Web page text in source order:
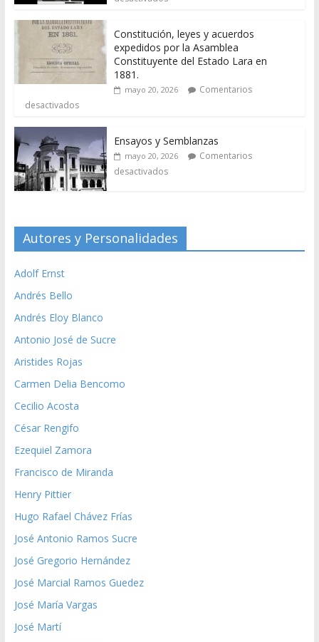
Constitución, leyes y acuerdos
expedidos por la Asamblea
Constituyente del Estado Lara en
1881.
mayo 20, 2026
Comentarios
desactivados
Ensayos y Semblanzas
mayo 20, 2026
Comentarios
desactivados
Autores y Personalidades
Adolf Ernst
Andrés Bello
Andrés Eloy Blanco
Antonio José de Sucre
Aristides Rojas
Carmen Delia Bencomo
Cecilio Acosta
César Rengifo
Ezequiel Zamora
Francisco de Miranda
Henry Pittier
Hugo Rafael Chávez Frías
José Antonio Ramos Sucre
José Gregorio Hernández
José Marcial Ramos Guedez
José María Vargas
José Martí